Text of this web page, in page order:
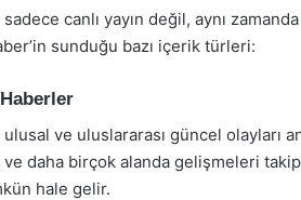
sadece canlı yayın değil, aynı
sunduğu bazı içerik türleri:
ulusal ve uluslararası güncel olayları
ve daha birçok alanda gelişmeleri
hale gelir.